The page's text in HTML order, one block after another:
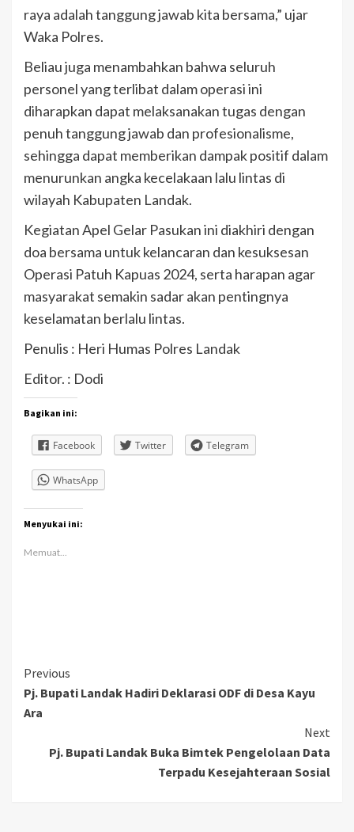
raya adalah tanggung jawab kita bersama,” ujar
Waka Polres.
Beliau juga menambahkan bahwa seluruh
personel yang terlibat dalam operasi ini
diharapkan dapat melaksanakan tugas dengan
penuh tanggung jawab dan profesionalisme,
sehingga dapat memberikan dampak positif dalam
menurunkan angka kecelakaan lalu lintas di
wilayah Kabupaten Landak.
Kegiatan Apel Gelar Pasukan ini diakhiri dengan
doa bersama untuk kelancaran dan kesuksesan
Operasi Patuh Kapuas 2024, serta harapan agar
masyarakat semakin sadar akan pentingnya
keselamatan berlalu lintas.
Penulis : Heri Humas Polres Landak
Editor. : Dodi
Bagikan ini:
Facebook Twitter Telegram
WhatsApp
Menyukai ini:
Memuat...
Continue
Reading
Previous
Pj. Bupati Landak Hadiri Deklarasi ODF di Desa Kayu
Ara
Next
Pj. Bupati Landak Buka Bimtek Pengelolaan Data
Terpadu Kesejahteraan Sosial